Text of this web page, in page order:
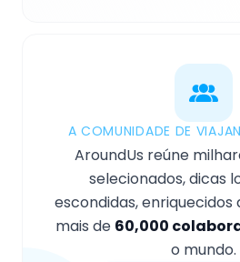
A COMUNIDADE DE
AroundUs reúne
selecionados, dicas
escondidas,
mais de 60,000
o mundo.